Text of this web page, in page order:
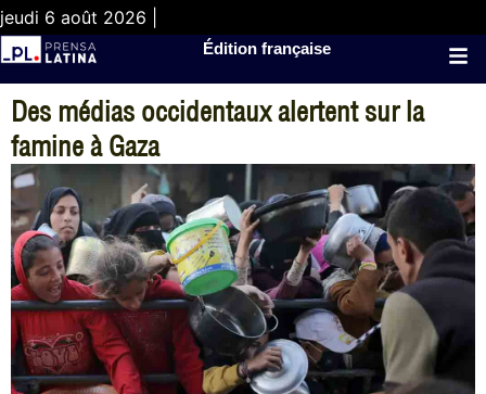
jeudi 6 août 2026 |
Édition française
Des médias occidentaux alertent sur la
famine à Gaza